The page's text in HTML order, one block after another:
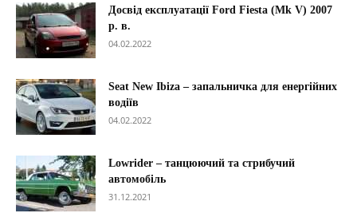
Досвід експлуатації Ford Fiesta (Mk V) 2007
р. в.
04.02.2022
Seat New Ibiza – запальничка для енергійних
водіїв
04.02.2022
Lowrider – танцюючий та стрибучий
автомобіль
31.12.2021